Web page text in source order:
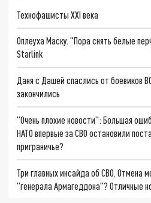
Технофашисты XXI века
Оплеуха Маску. "Пора снять белые
Starlink
Даня с Дашей спаслись от боевиков
закончились
"Очень плохие новости": Большая
НАТО впервые за СВО остановили
приграничье?
Три главных инсайда об СВО. Отмена
"генерала Армагеддона"? Отличные